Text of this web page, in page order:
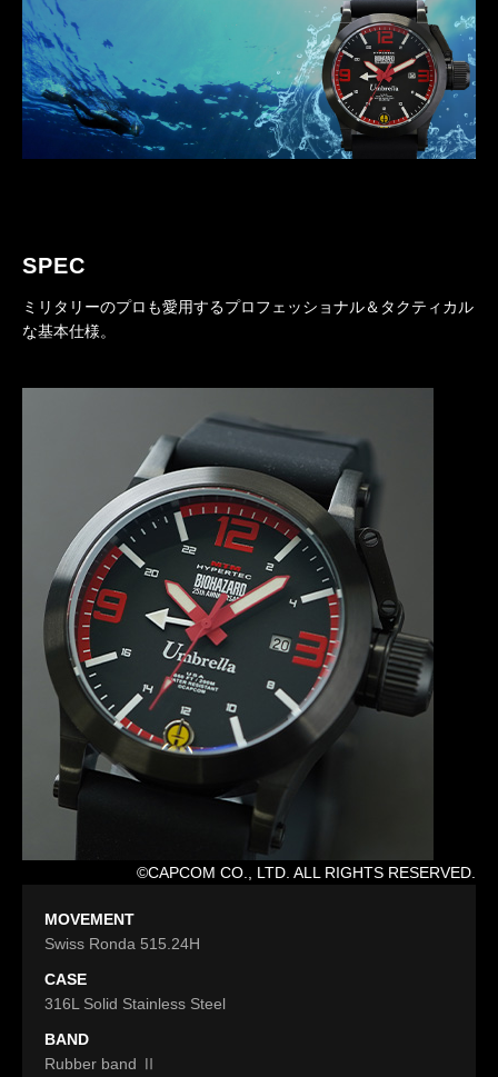
SPEC
ミリタリーのプロも愛用するプロフェッショナル＆タクティカル
な基本仕様。
©CAPCOM CO., LTD. ALL RIGHTS RESERVED.
MOVEMENT
Swiss Ronda 515.24H
CASE
316L Solid Stainless Steel
BAND
Rubber band Ⅱ